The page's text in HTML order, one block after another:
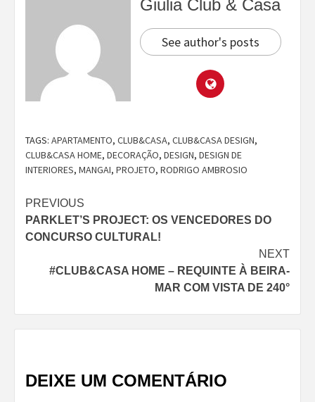
Giulia Club & Casa
See author's posts
TAGS: APARTAMENTO, CLUB&CASA, CLUB&CASA DESIGN,
CLUB&CASA HOME, DECORAÇÃO, DESIGN, DESIGN DE
INTERIORES, MANGAI, PROJETO, RODRIGO AMBROSIO
Continue
Reading
PREVIOUS
PARKLET’S PROJECT: OS VENCEDORES DO
CONCURSO CULTURAL!
NEXT
#CLUB&CASA HOME – REQUINTE À BEIRA-
MAR COM VISTA DE 240°
DEIXE UM COMENTÁRIO